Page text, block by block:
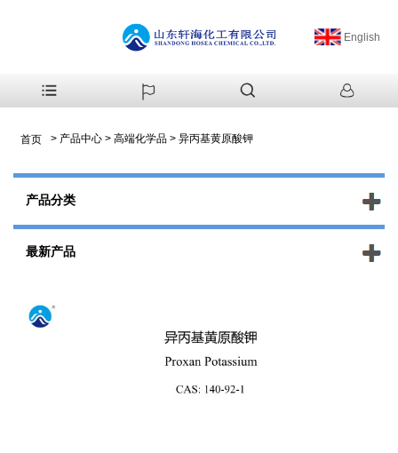
English
首页 > 产品中心 > 高端化学品 > 异丙基黄原酸钾
产品分类
最新产品